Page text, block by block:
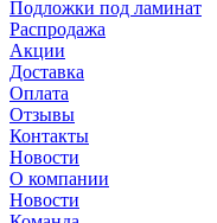
Подложки под ламинат
Распродажа
Акции
Доставка
Оплата
Отзывы
Контакты
Новости
О компании
Новости